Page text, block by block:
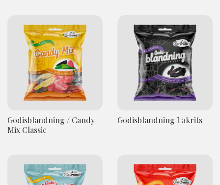
Godisblandning / Candy
Mix Classic
Godisblandning Lakrits